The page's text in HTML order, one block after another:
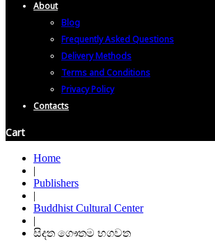
About
Blog
Frequently Asked Questions
Delivery Methods
Terms and Conditions
Privacy Policy
Contacts
Cart
Home
|
Publishers
|
Buddhist Cultural Center
|
සිදත ගෞතම භගවත